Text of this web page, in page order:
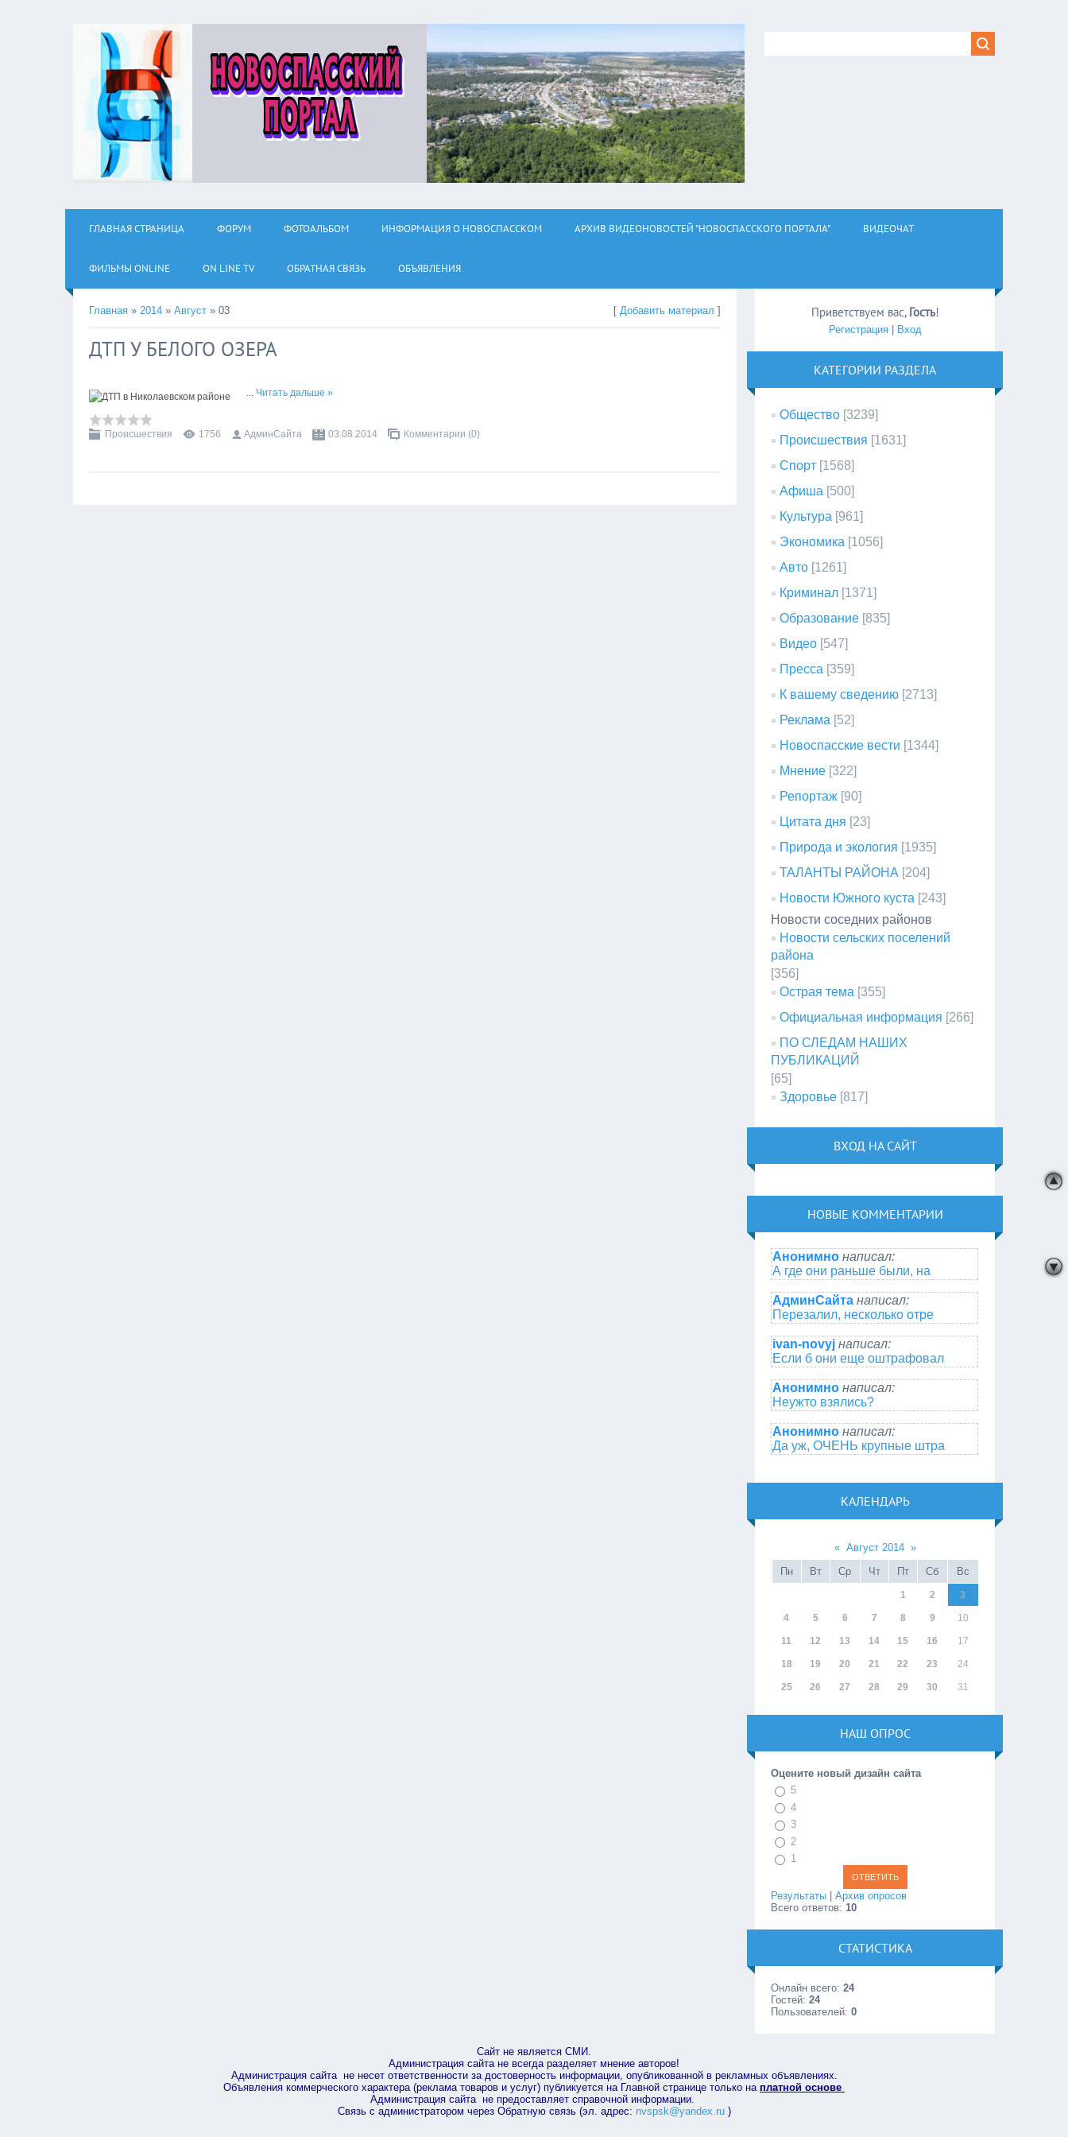
ГЛАВНАЯ СТРАНИЦА ФОРУМ ФОТОАЛЬБОМ ИНФОРМАЦИЯ О НОВОСПАССКОМ АРХИВ ВИДЕОНОВОСТЕЙ "НОВОСПАССКОГО ПОРТАЛА" ВИДЕОЧАТ
ФИЛЬМЫ ОNLINE ON LINE TV ОБРАТНАЯ СВЯЗЬ ОБЪЯВЛЕНИЯ
Главная » 2014 » Август » 03 [Добавить материал ]
ДТП У БЕЛОГО ОЗЕРА
... Читать дальше »
Происшествия 1756 АдминСайта 03.08.2014 Комментарии (0)
Приветствуем вас, Гость!
Регистрация| Вход
КАТЕГОРИИ РАЗДЕЛА
Общество [3239]
Происшествия [1631]
Спорт [1568]
Афиша [500]
Культура [961]
Экономика [1056]
Авто [1261]
Криминал [1371]
Образование [835]
Видео [547]
Пресса [359]
К вашему сведению [2713]
Реклама [52]
Новоспасские вести [1344]
Мнение [322]
Репортаж [90]
Цитата дня [23]
Природа и экология [1935]
ТАЛАНТЫ РАЙОНА [204]
Новости Южного куста [243]
Новости соседних районов
Новости сельских поселений
района
[356]
Острая тема [355]
Официальная информация [266]
ПО СЛЕДАМ НАШИХ
ПУБЛИКАЦИЙ
[65]
Здоровье [817]
ВХОД НА САЙТ
НОВЫЕ КОММЕНТАРИИ
Анонимно написал:
А где они раньше были, на
АдминСайта написал:
Перезалил, несколько отре
ivan-novyj написал:
Если б они еще оштрафовал
Анонимно написал:
Неужто взялись?
Анонимно написал:
Да уж, ОЧЕНЬ крупные штра
КАЛЕНДАРЬ
« Август 2014 »
Пн
Вт Ср Чт Пт Сб Вс
1 2 3
4 5 6 7 8 9 10
11 12 13 14 15 16 17
18 19 20 21 22 23 24
25 26 27 28 29 30 31
НАШ ОПРОС
Оцените новый дизайн сайта
5
4
3
2
1
Результаты |Архив опросов
Всего ответов: 10
СТАТИСТИКА
Онлайн всего:24
Гостей:24
Пользователей:0
Сайт не является СМИ.
Администрация сайта не всегда разделяет мнение авторов!
Администрация сайта не несет ответственности за достоверность информации, опубликованной в рекламных объявлениях.
Объявления коммерческого характера (реклама товаров и услуг) публикуется на Главной странице только на платной основе
Администрация сайта не предоставляет справочной информации.
Связь с администратором через Обратную связь (эл. адрес: nvspsk@yandex.ru)